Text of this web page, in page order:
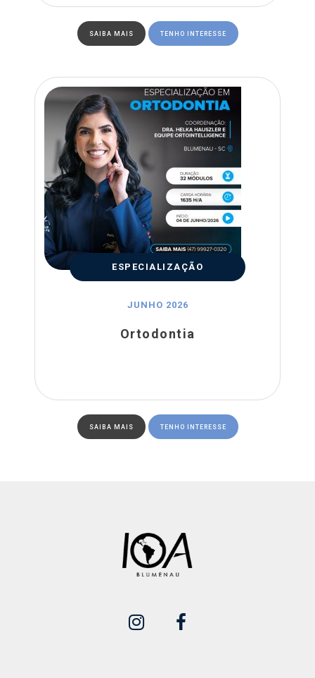
SAIBA MAIS TENHO INTERESSE
ESPECIALIZAÇÃO
JUNHO 2026
Ortodontia
SAIBA MAIS TENHO INTERESSE